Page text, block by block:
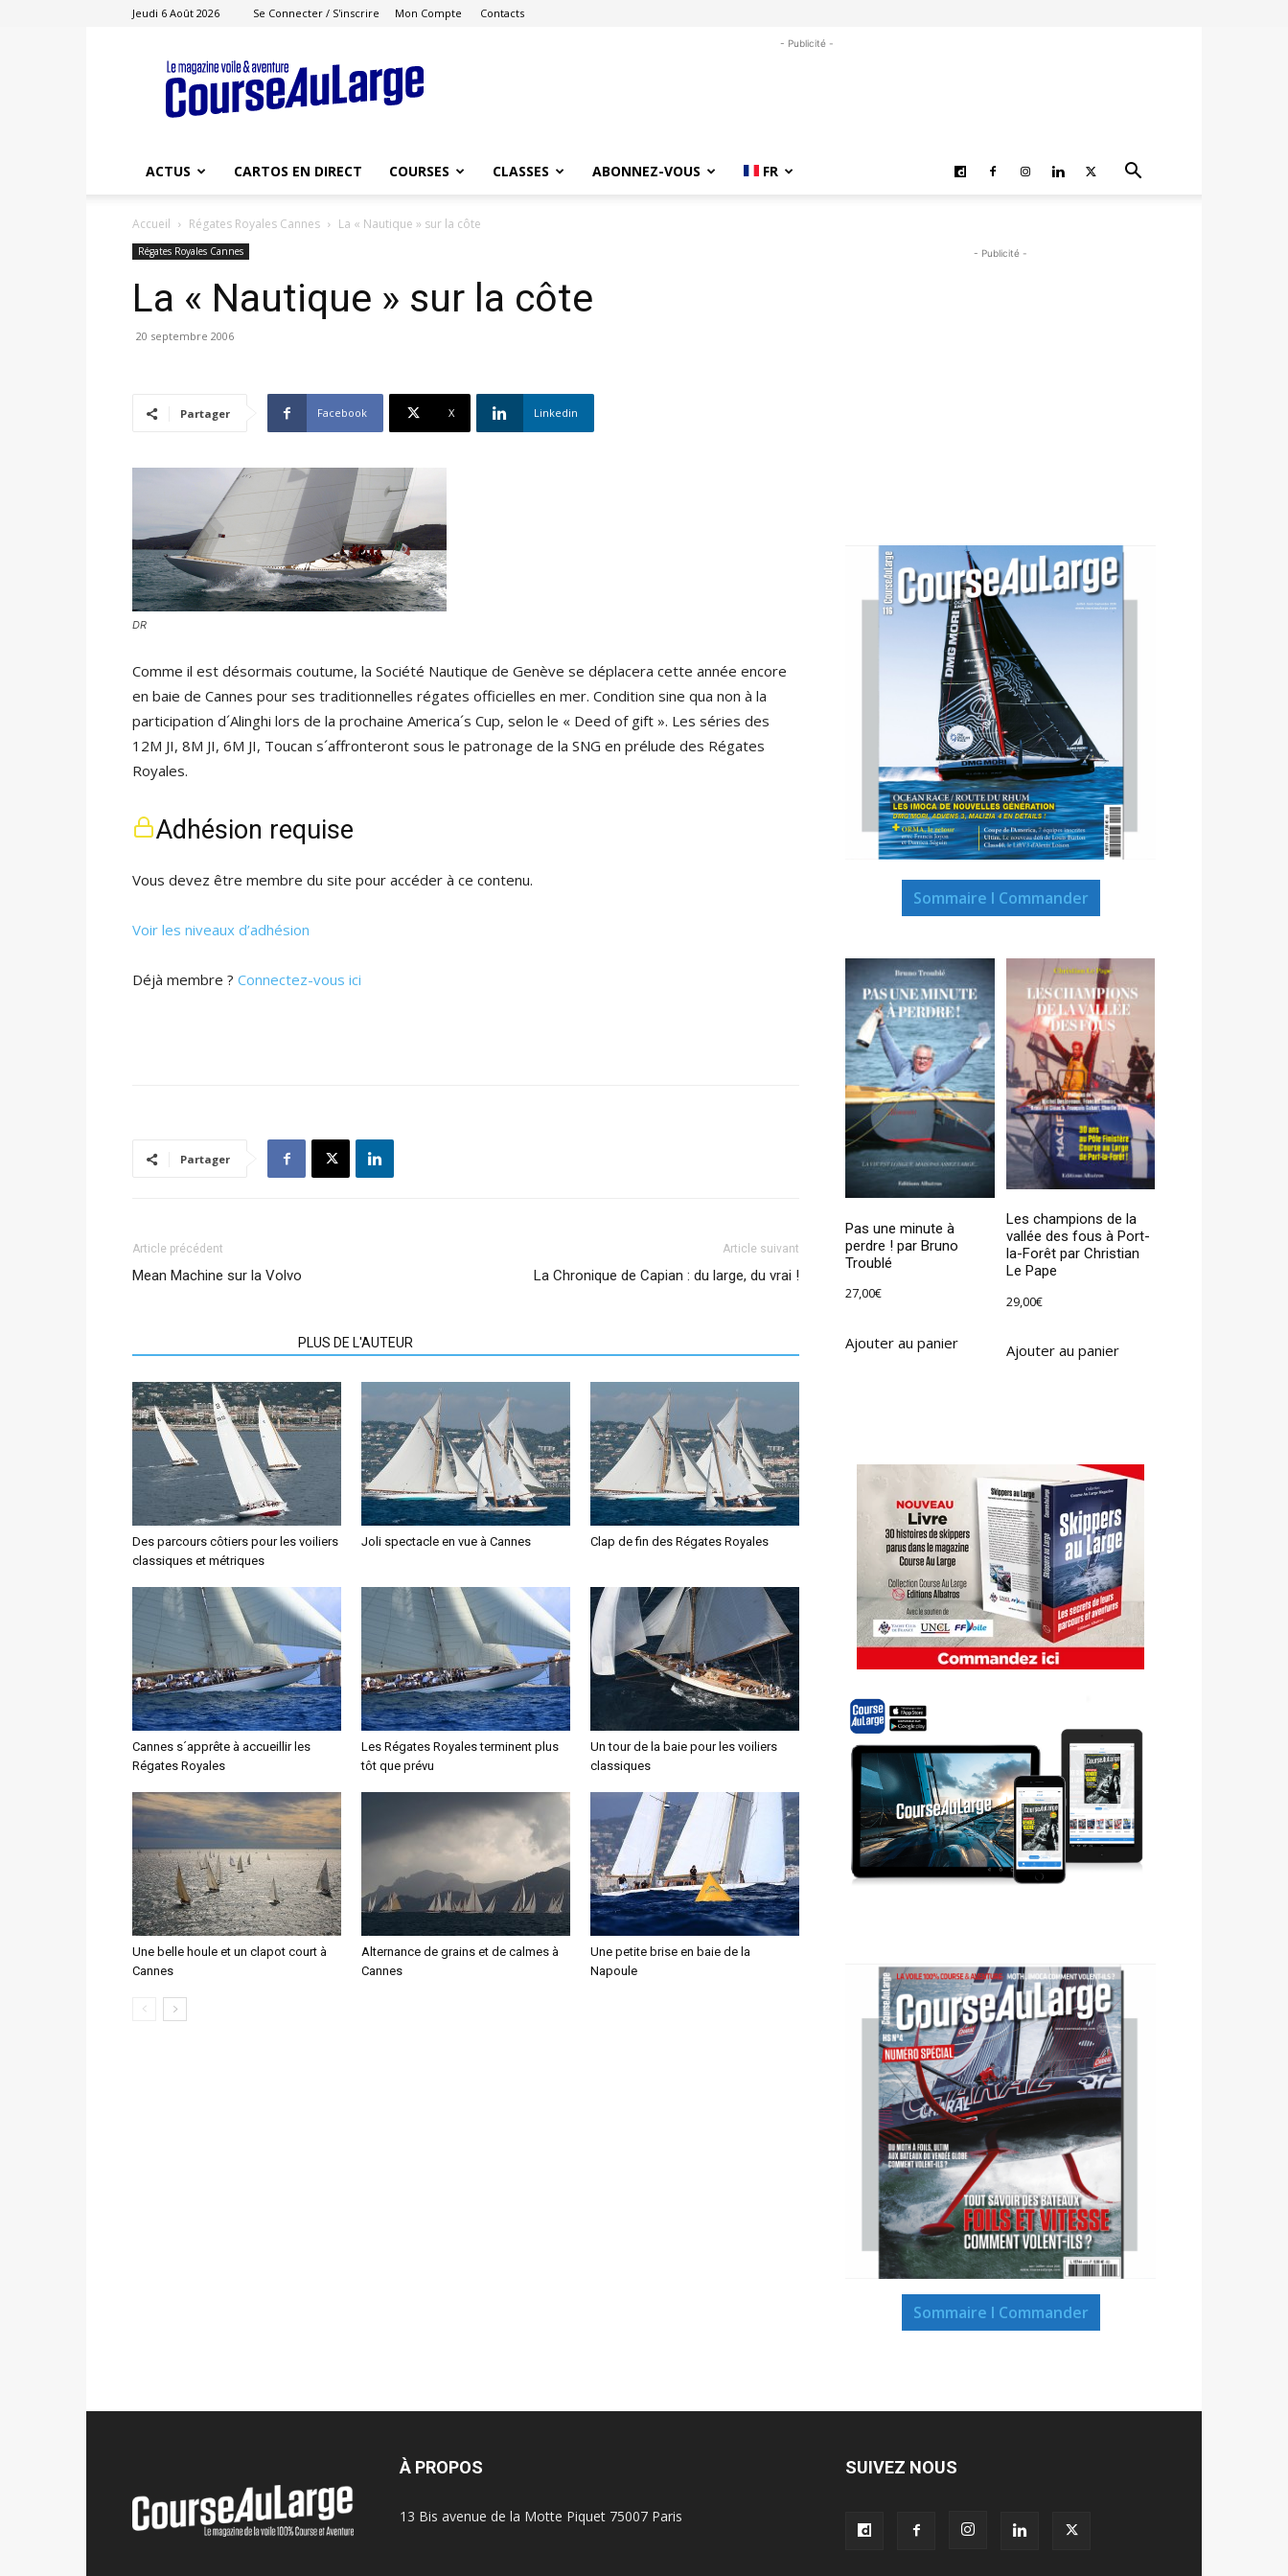
Jeudi 6 Août 2026 Se Connecter / S'inscrire Mon Compte Contacts
Course
au
Large
- Publicité -
ACTUS CARTOS EN DIRECT COURSES CLASSES ABONNEZ-VOUS FR
Accueil Régates Royales Cannes La « Nautique » sur la côte
Régates Royales Cannes
La « Nautique » sur la côte
20 septembre 2006
Partager Facebook X Linkedin
DR
Comme il est désormais coutume, la Société Nautique de Genève se déplacera cette année encore
en baie de Cannes pour ses traditionnelles régates officielles en mer. Condition sine qua non à la
participation d´Alinghi lors de la prochaine America´s Cup, selon le « Deed of gift ». Les séries des
12M JI, 8M JI, 6M JI, Toucan s´affronteront sous le patronage de la SNG en prélude des Régates
Royales.
Adhésion requise
Vous devez être membre du site pour accéder à ce contenu.
Voir les niveaux d’adhésion
Déjà membre ? Connectez-vous ici
Partager
Article précédent
Mean Machine sur la Volvo
Article suivant
La Chronique de Capian : du large, du vrai !
PLUS DE L'AUTEUR
Des parcours côtiers pour les voiliers
classiques et métriques
Joli spectacle en vue à Cannes Clap de fin des Régates Royales
Cannes s´apprête à accueillir les
Régates Royales
Les Régates Royales terminent plus
tôt que prévu
Un tour de la baie pour les voiliers
classiques
Une belle houle et un clapot court à
Cannes
Alternance de grains et de calmes à
Cannes
Une petite brise en baie de la
Napoule
- Publicité -
Sommaire I Commander
Pas une minute à
perdre ! par Bruno
Troublé
27,00€
Ajouter au panier
Les champions de la
vallée des fous à Port-
la-Forêt par Christian
Le Pape
29,00€
Ajouter au panier
Sommaire I Commander
À PROPOS
13 Bis avenue de la Motte Piquet 75007 Paris
SUIVEZ NOUS